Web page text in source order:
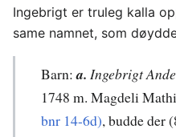
Ingebrigt er truleg kalla
same namnet, som
Barn:a. Ingebrigt
1748 m. Magdeli
bnr 14-6d), budde der